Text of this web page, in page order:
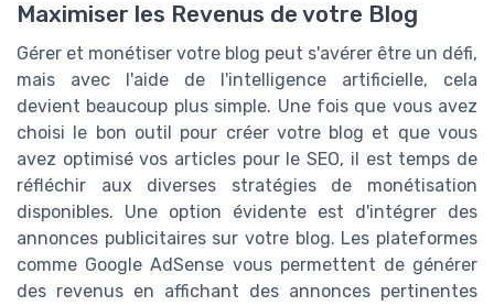
Maximiser les Revenus de votre Blog
Gérer et monétiser votre blog peut s'avérer être un défi,
mais avec l'aide de l'intelligence artificielle, cela
devient beaucoup plus simple. Une fois que vous avez
choisi le bon outil pour créer votre blog et que vous
avez optimisé vos articles pour le SEO, il est temps de
réfléchir aux diverses stratégies de monétisation
disponibles. Une option évidente est d'intégrer des
annonces publicitaires sur votre blog. Les plateformes
comme Google AdSense vous permettent de générer
des revenus en affichant des annonces pertinentes